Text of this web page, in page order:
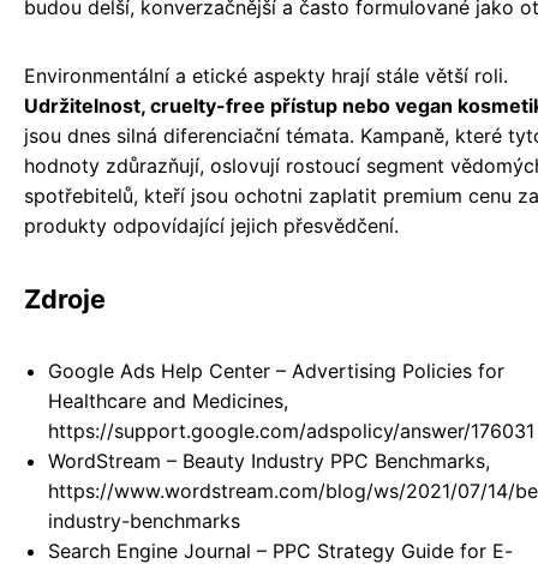
budou delší, konverzačnější a často formulované jako
Environmentální a etické aspekty hrají stále větší roli.
Udržitelnost, cruelty-free přístup nebo vegan
jsou dnes silná diferenciační témata. Kampaně, které
hodnoty zdůrazňují, oslovují rostoucí segment
spotřebitelů, kteří jsou ochotni zaplatit premium cenu za
produkty odpovídající jejich přesvědčení.
Zdroje
Google Ads Help Center – Advertising Policies for
Healthcare and Medicines,
https://support.google.com/adspolicy/answer/176031
WordStream – Beauty Industry PPC Benchmarks,
https://www.wordstream.com/blog/ws/2021/07/14/
industry-benchmarks
Search Engine Journal – PPC Strategy Guide for E-